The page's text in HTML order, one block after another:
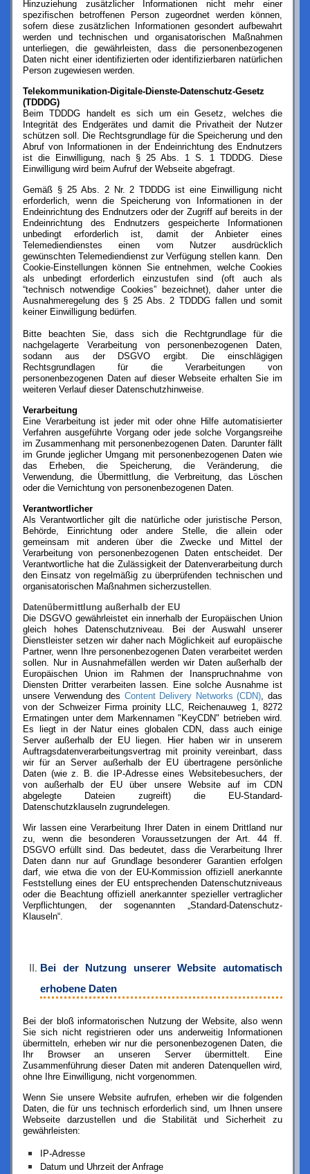
Hinzuziehung zusätzlicher Informationen nicht mehr einer
spezifischen betroffenen Person zugeordnet werden können,
sofern diese zusätzlichen Informationen gesondert aufbewahrt
werden und technischen und organisatorischen Maßnahmen
unterliegen, die gewährleisten, dass die personenbezogenen
Daten nicht einer identifizierten oder identifizierbaren natürlichen
Person zugewiesen werden.
Telekommunikation-Digitale-Dienste-Datenschutz-Gesetz
(TDDDG)
Beim TDDDG handelt es sich um ein Gesetz, welches die
Integrität des Endgerätes und damit die Privatheit der Nutzer
schützen soll. Die Rechtsgrundlage für die Speicherung und den
Abruf von Informationen in der Endeinrichtung des Endnutzers
ist die Einwilligung, nach § 25 Abs. 1 S. 1 TDDDG. Diese
Einwilligung wird beim Aufruf der Webseite abgefragt.
Gemäß § 25 Abs. 2 Nr. 2 TDDDG ist eine Einwilligung nicht
erforderlich, wenn die Speicherung von Informationen in der
Endeinrichtung des Endnutzers oder der Zugriff auf bereits in der
Endeinrichtung des Endnutzers gespeicherte Informationen
unbedingt erforderlich ist, damit der Anbieter eines
Telemediendienstes einen vom Nutzer ausdrücklich
gewünschten Telemediendienst zur Verfügung stellen kann. Den
Cookie-Einstellungen können Sie entnehmen, welche Cookies
als unbedingt erforderlich einzustufen sind (oft auch als
“technisch notwendige Cookies” bezeichnet), daher unter die
Ausnahmeregelung des § 25 Abs. 2 TDDDG fallen und somit
keiner Einwilligung bedürfen.
Bitte beachten Sie, dass sich die Rechtgrundlage für die
nachgelagerte Verarbeitung von personenbezogenen Daten,
sodann aus der DSGVO ergibt. Die einschlägigen
Rechtsgrundlagen für die Verarbeitungen von
personenbezogenen Daten auf dieser Webseite erhalten Sie im
weiteren Verlauf dieser Datenschutzhinweise.
Verarbeitung
Eine Verarbeitung ist jeder mit oder ohne Hilfe automatisierter
Verfahren ausgeführte Vorgang oder jede solche Vorgangsreihe
im Zusammenhang mit personenbezogenen Daten. Darunter fällt
im Grunde jeglicher Umgang mit personenbezogenen Daten wie
das Erheben, die Speicherung, die Veränderung, die
Verwendung, die Übermittlung, die Verbreitung, das Löschen
oder die Vernichtung von personenbezogenen Daten.
Verantwortlicher
Als Verantwortlicher gilt die natürliche oder juristische Person,
Behörde, Einrichtung oder andere Stelle, die allein oder
gemeinsam mit anderen über die Zwecke und Mittel der
Verarbeitung von personenbezogenen Daten entscheidet. Der
Verantwortliche hat die Zulässigkeit der Datenverarbeitung durch
den Einsatz von regelmäßig zu überprüfenden technischen und
organisatorischen Maßnahmen sicherzustellen.
Datenübermittlung außerhalb der EU
Die DSGVO gewährleistet ein innerhalb der Europäischen Union
gleich hohes Datenschutzniveau. Bei der Auswahl unserer
Dienstleister setzen wir daher nach Möglichkeit auf europäische
Partner, wenn Ihre personenbezogenen Daten verarbeitet werden
sollen. Nur in Ausnahmefällen werden wir Daten außerhalb der
Europäischen Union im Rahmen der Inanspruchnahme von
Diensten Dritter verarbeiten lassen. Eine solche Ausnahme ist
unsere Verwendung des Content Delivery Networks (CDN), das
von der Schweizer Firma proinity LLC, Reichenauweg 1, 8272
Ermatingen unter dem Markennamen "KeyCDN" betrieben wird.
Es liegt in der Natur eines globalen CDN, dass auch einige
Server außerhalb der EU liegen. Hier haben wir in unserem
Auftragsdatenverarbeitungsvertrag mit proinity vereinbart, dass
wir für an Server außerhalb der EU übertragene persönliche
Daten (wie z. B. die IP-Adresse eines Websitebesuchers, der
von außerhalb der EU über unsere Website auf im CDN
abgelegte Dateien zugreift) die EU-Standard-
Datenschutzklauseln zugrundelegen.
Wir lassen eine Verarbeitung Ihrer Daten in einem Drittland nur
zu, wenn die besonderen Voraussetzungen der Art. 44 ff.
DSGVO erfüllt sind. Das bedeutet, dass die Verarbeitung Ihrer
Daten dann nur auf Grundlage besonderer Garantien erfolgen
darf, wie etwa die von der EU-Kommission offiziell anerkannte
Feststellung eines der EU entsprechenden Datenschutzniveaus
oder die Beachtung offiziell anerkannter spezieller vertraglicher
Verpflichtungen, der sogenannten „Standard-Datenschutz-
Klauseln“.
Bei der Nutzung unserer Website automatisch
erhobene Daten
Bei der bloß informatorischen Nutzung der Website, also wenn
Sie sich nicht registrieren oder uns anderweitig Informationen
übermitteln, erheben wir nur die personenbezogenen Daten, die
Ihr Browser an unseren Server übermittelt. Eine
Zusammenführung dieser Daten mit anderen Datenquellen wird,
ohne Ihre Einwilligung, nicht vorgenommen.
Wenn Sie unsere Website aufrufen, erheben wir die folgenden
Daten, die für uns technisch erforderlich sind, um Ihnen unsere
Webseite darzustellen und die Stabilität und Sicherheit zu
gewährleisten:
IP-Adresse
Datum und Uhrzeit der Anfrage